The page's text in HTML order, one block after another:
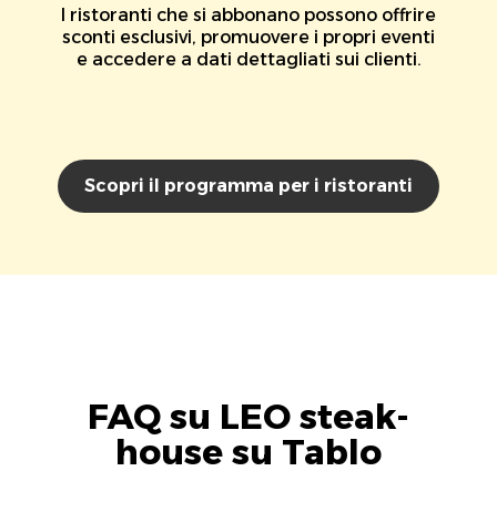
I ristoranti che si abbonano possono offrire
sconti esclusivi, promuovere i propri eventi
e accedere a dati dettagliati sui clienti.
Scopri il programma per i ristoranti
FAQ su LEO steak-
house su Tablo